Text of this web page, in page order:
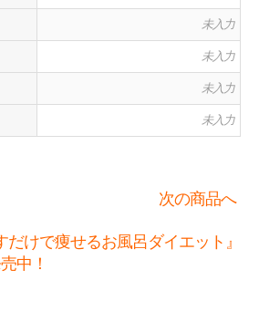
未入力
未入力
未入力
未入力
次の商品へ
けで痩せるお風呂ダイエット』
中！